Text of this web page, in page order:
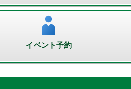
イベント予約